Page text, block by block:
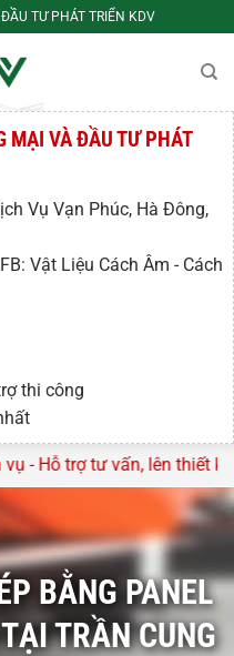
TƯ PHÁT TRIỂN KDV
MẠI VÀ ĐẦU TƯ PHÁT
Vụ Vạn Phúc, Hà Đông,
Vật Liệu Cách Âm - Cách
thi công
lên thiết kế miễn phí trong
BẰNG PANEL
TRẦN CUNG